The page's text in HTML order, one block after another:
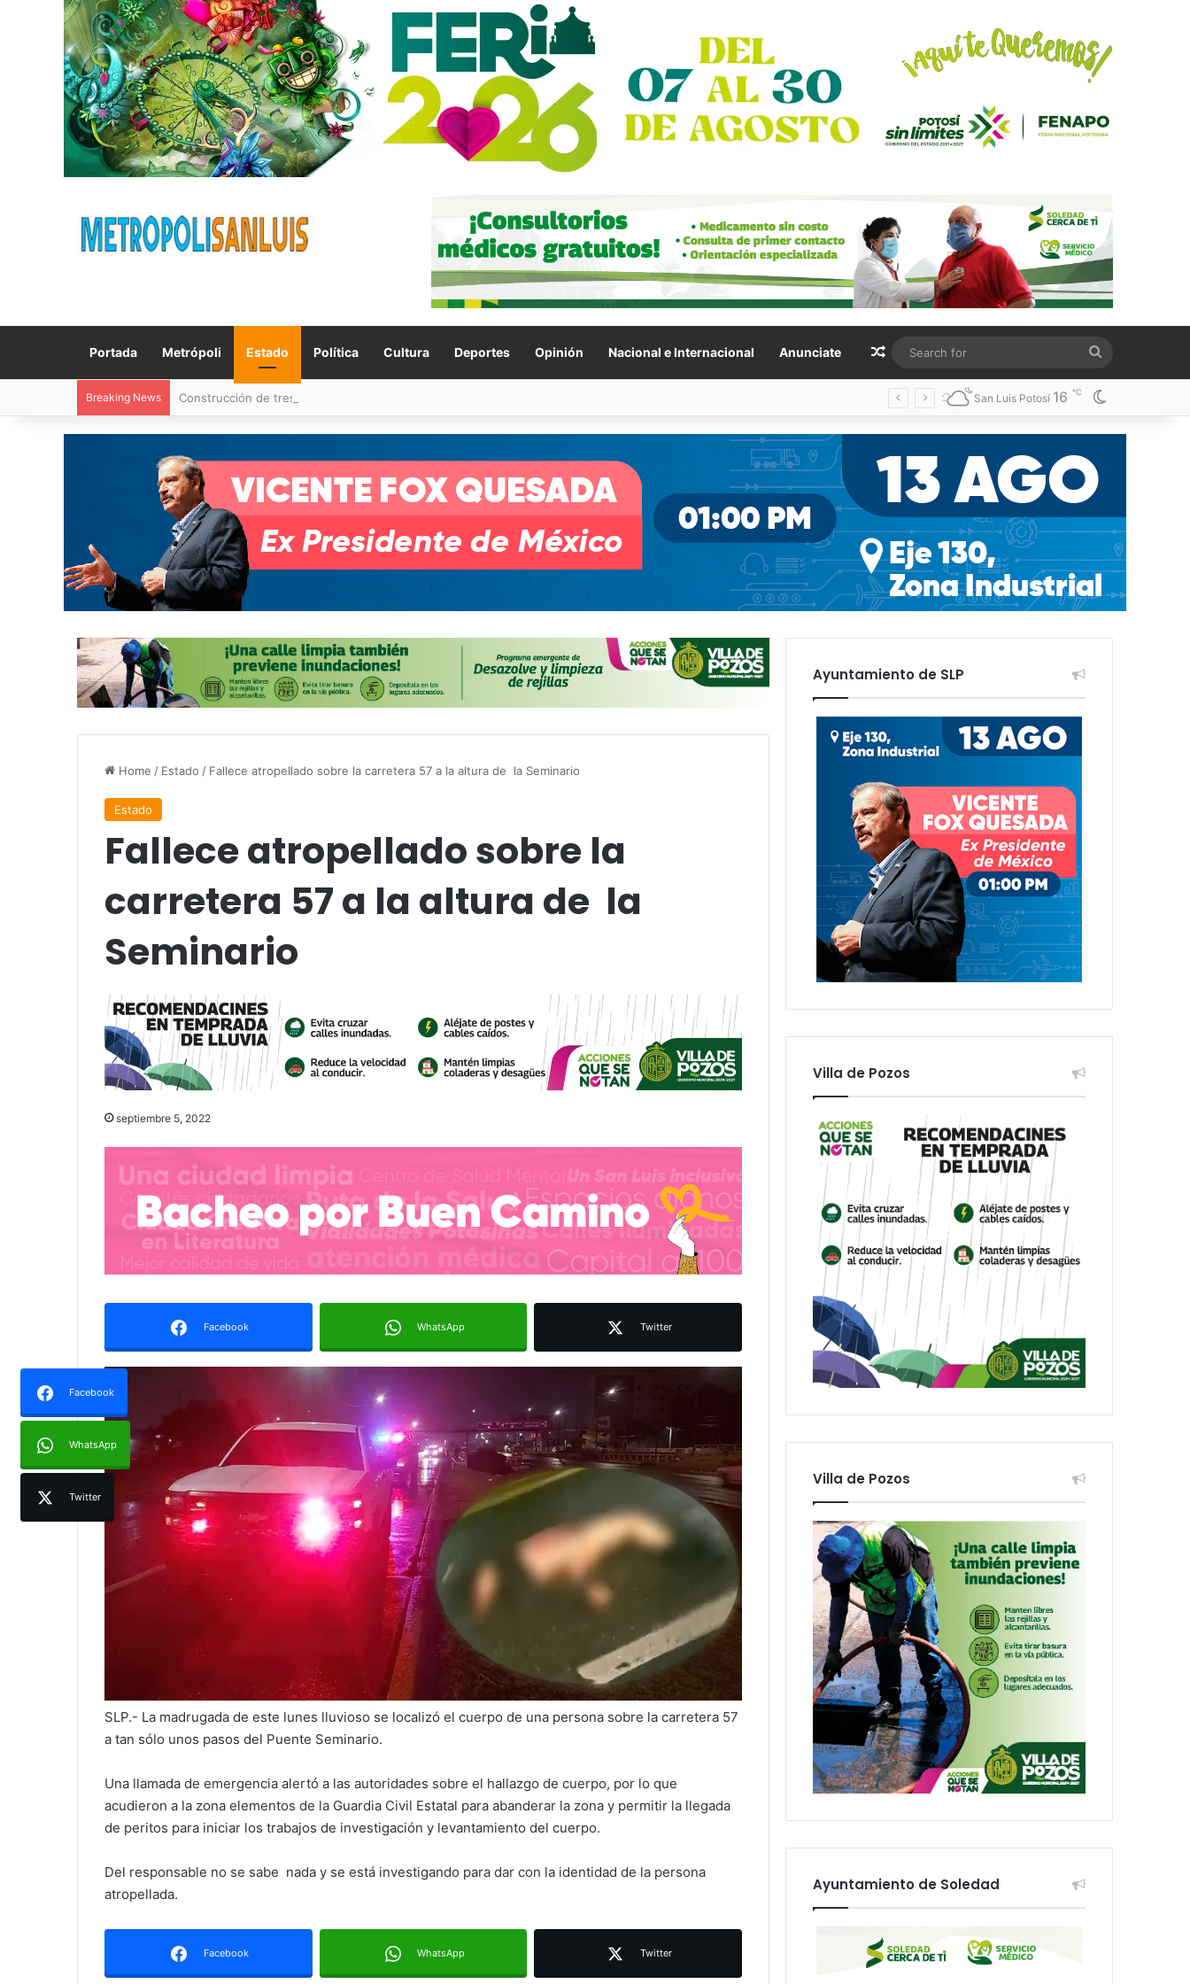
Portada Metrópoli Estado Política Cultura Deportes Opinión Nacional e Internacional Anunciate Random Article
for
Breaking News Construcción de tres nuevas aulas en Capullito III registra avances en Soledad San Luis Potosí 16 ℃
Home / Estado / Fallece atropellado sobre la carretera 57 a la altura de la Seminario
Estado
Fallece atropellado sobre la
carretera 57 a la altura de la
Seminario
septiembre 5, 2022
Facebook WhatsApp Twitter
Facebook
WhatsApp
Twitter
SLP.- La madrugada de este lunes lluvioso se localizó el cuerpo de una persona sobre la carretera 57
a tan sólo unos pasos del Puente Seminario.
Una llamada de emergencia alertó a las autoridades sobre el hallazgo de cuerpo, por lo que
acudieron a la zona elementos de la Guardia Civil Estatal para abanderar la zona y permitir la llegada
de peritos para iniciar los trabajos de investigación y levantamiento del cuerpo.
Del responsable no se sabe nada y se está investigando para dar con la identidad de la persona
atropellada.
Facebook WhatsApp Twitter
Ruth González destaca impacto del
nuevo paso a desnivel en la
destaca coordinación con
Gobierno del Estado
Luis Mejía inicia diagnóstico en
Ayuntamiento de SLP
Villa de Pozos
Villa de Pozos
Ayuntamiento de Soledad